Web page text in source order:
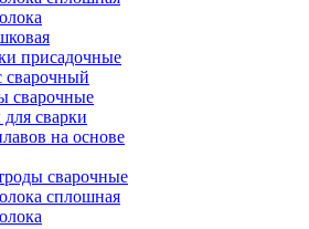
присадочные
сварочные
сварки
на основе
сварочные
сплошная